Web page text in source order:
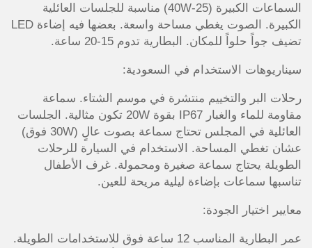
السماعات الكبيرة (25-40W) مناسبة للجلسات العائلية
الكبيرة. الصوت يغطي مساحة واسعة. بعضها فيه إضاءة LED
تضيف جواً حلواً للمكان. البطارية تدوم 15-20 ساعة.
سيناريوهات الاستخدام في السعودية:
رحلات البر والتخييم منتشرة في موسم الشتاء. سماعة
مقاومة للماء والغبار IP67 بقوة 20W تكون مثالية. الجلسات
العائلية في المجلس تحتاج سماعة بصوت عالٍ (30W فوق)
عشان تغطي المساحة. الاستخدام في السيارة للرحلات
الطويلة يحتاج سماعة صغيرة ومحمولة. غرف الأطفال
تناسبها سماعات بإضاءة ليلية مريحة للعين.
معايير اختيار الجودة:
عمر البطارية المناسب 12 ساعة فوق للاستخدامات الطويلة.